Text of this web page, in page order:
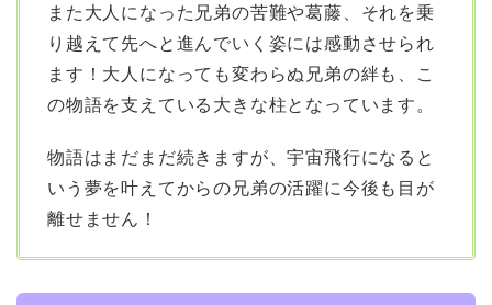
また大人になった兄弟の苦難や葛藤、それを乗
り越えて先へと進んでいく姿には感動させられ
ます！大人になっても変わらぬ兄弟の絆も、こ
の物語を支えている大きな柱となっています。
物語はまだまだ続きますが、宇宙飛行になると
いう夢を叶えてからの兄弟の活躍に今後も目が
離せません！